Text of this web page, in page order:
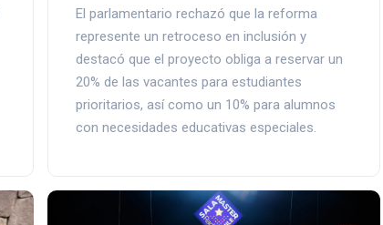
El parlamentario rechazó que la reforma
represente un retroceso en inclusión y
destacó que el proyecto obliga a reservar un
20% de las vacantes para estudiantes
prioritarios, así como un 10% para alumnos
con necesidades educativas especiales.